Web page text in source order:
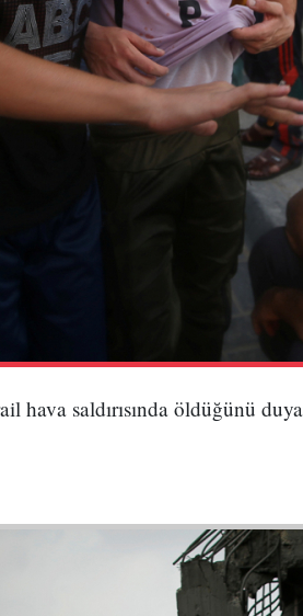
hava saldırısında öldüğünü